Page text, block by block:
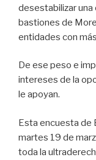
desestabilizar una
bastiones de
entidades con
De ese peso e
intereses de la
le apoyan.
Esta encuesta de
martes 19 de
toda la